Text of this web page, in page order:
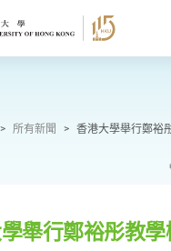
> 所有新聞 > 香港大學舉行鄭裕
舉行鄭裕彤教